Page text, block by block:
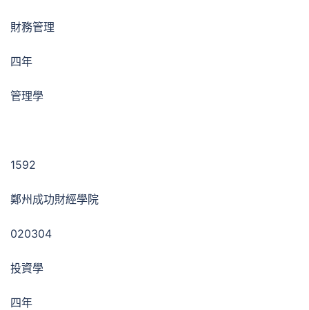
財務管理
四年
管理學
1592
鄭州成功財經學院
020304
投資學
四年